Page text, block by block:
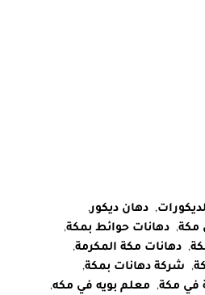
, دهان ديكور,
مكة, دهانات حوائط بمكة,
, دهانات مكة المكرمة,
, شركة دهانات بمكة,
في مكة, معلم بويه في مكه,